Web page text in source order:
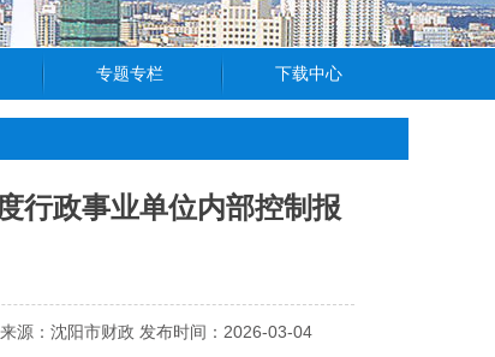
行政事业单位内部控制报
源：沈阳市财政 发布时间：2026-03-04